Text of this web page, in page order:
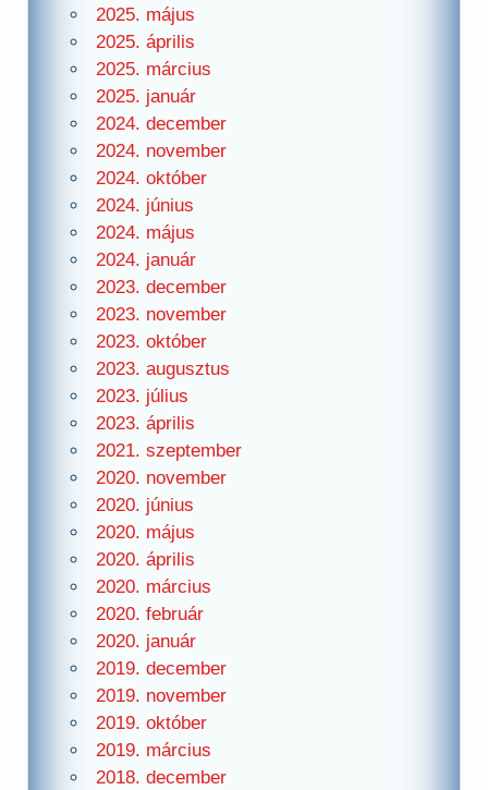
2025. május
2025. április
2025. március
2025. január
2024. december
2024. november
2024. október
2024. június
2024. május
2024. január
2023. december
2023. november
2023. október
2023. augusztus
2023. július
2023. április
2021. szeptember
2020. november
2020. június
2020. május
2020. április
2020. március
2020. február
2020. január
2019. december
2019. november
2019. október
2019. március
2018. december